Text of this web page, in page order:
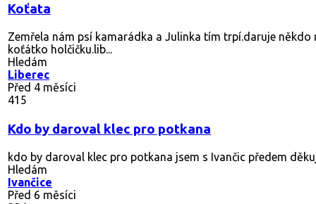
Koťata
Zemřela nám psí kamarádka a Julinka tím trpí.daruje někdo
koťátko holčičku.lib...
Hledám
Liberec
Před 4 měsíci
415
Kdo by daroval klec pro potkana
kdo by daroval klec pro potkana jsem s Ivančic předem
Hledám
Ivančice
Před 6 měsíci